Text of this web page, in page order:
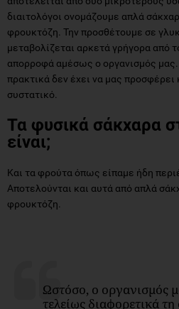
διαιτολόγοι ονομάζουμε απλά
φρουκτόζη. Την προσθέτουμε σε
μεταβολίζεται αρκετά γρήγορα από
απορροφά αμέσως ο οργανισμός
πρακτικά δεν έχει να μας προσφέρει
συστατικό.
Τα φυσικά σάκχαρα
είναι;
Και τα φρούτα όπως είπαμε ήδη
Αποτελούνται και αυτά από απλά
φρουκτόζη.
Ωστόσο, ο οργανισμός
τελείως διαφορετικά